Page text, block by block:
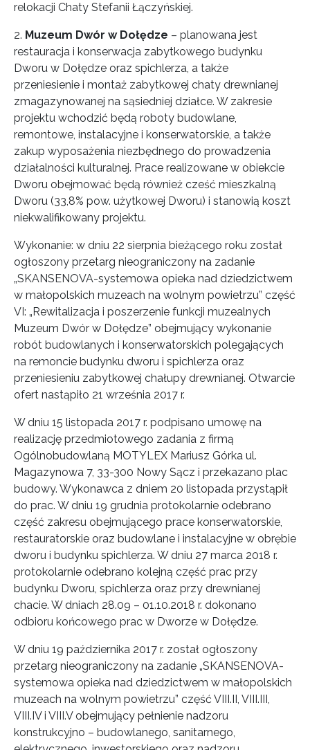
relokacji Chaty Stefanii Łączyńskiej.
2. Muzeum Dwór w Dołędze – planowana jest
restauracja i konserwacja zabytkowego budynku
Dworu w Dołędze oraz spichlerza, a także
przeniesienie i montaż zabytkowej chaty drewnianej
zmagazynowanej na sąsiedniej działce. W zakresie
projektu wchodzić będą roboty budowlane,
remontowe, instalacyjne i konserwatorskie, a także
zakup wyposażenia niezbędnego do prowadzenia
działalności kulturalnej. Prace realizowane w obiekcie
Dworu obejmować będą również cześć mieszkalną
Dworu (33,8% pow. użytkowej Dworu) i stanowią koszt
niekwalifikowany projektu.
Wykonanie: w dniu 22 sierpnia bieżącego roku został
ogłoszony przetarg nieograniczony na zadanie
„SKANSENOVA-systemowa opieka nad dziedzictwem
w małopolskich muzeach na wolnym powietrzu” część
VI: „Rewitalizacja i poszerzenie funkcji muzealnych
Muzeum Dwór w Dołędze” obejmujący wykonanie
robót budowlanych i konserwatorskich polegających
na remoncie budynku dworu i spichlerza oraz
przeniesieniu zabytkowej chałupy drewnianej. Otwarcie
ofert nastąpiło 21 września 2017 r.
W dniu 15 listopada 2017 r. podpisano umowę na
realizację przedmiotowego zadania z firmą
Ogólnobudowlaną MOTYLEX Mariusz Górka ul.
Magazynowa 7, 33-300 Nowy Sącz i przekazano plac
budowy. Wykonawca z dniem 20 listopada przystąpił
do prac. W dniu 19 grudnia protokolarnie odebrano
część zakresu obejmującego prace konserwatorskie,
restauratorskie oraz budowlane i instalacyjne w obrębie
dworu i budynku spichlerza. W dniu 27 marca 2018 r.
protokolarnie odebrano kolejną część prac przy
budynku Dworu, spichlerza oraz przy drewnianej
chacie. W dniach 28.09 – 01.10.2018 r. dokonano
odbioru końcowego prac w Dworze w Dołędze.
W dniu 19 października 2017 r. został ogłoszony
przetarg nieograniczony na zadanie „SKANSENOVA-
systemowa opieka nad dziedzictwem w małopolskich
muzeach na wolnym powietrzu” część VIII.II, VIII.III,
VIII.IV i VIII.V obejmujący pełnienie nadzoru
konstrukcyjno – budowlanego, sanitarnego,